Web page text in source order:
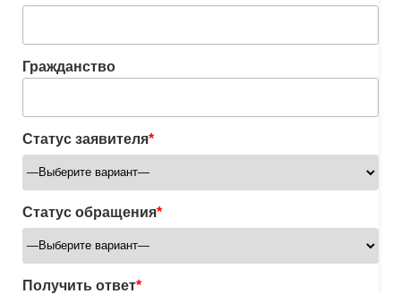
Гражданство
Статус заявителя*
Статус обращения*
Получить ответ*